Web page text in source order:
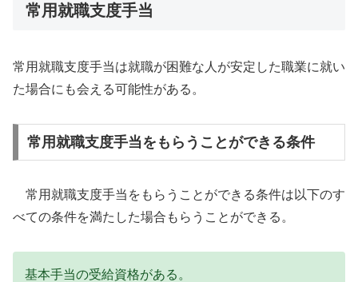
常用就職支度手当
常用就職支度手当は就職が困難な人が安定した職業に就い
た場合にも会える可能性がある。
常用就職支度手当をもらうことができる条件
常用就職支度手当をもらうことができる条件は以下のす
べての条件を満たした場合もらうことができる。
基本手当の受給資格がある。